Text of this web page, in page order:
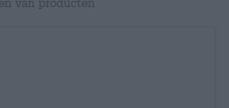
van producten